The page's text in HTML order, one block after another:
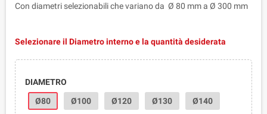
Con diametri selezionabili che variano da Ø 80 mm a Ø 300 mm
Selezionare il Diametro interno e la quantità desiderata
DIAMETRO
Ø80
Ø100 Ø120 Ø130 Ø140